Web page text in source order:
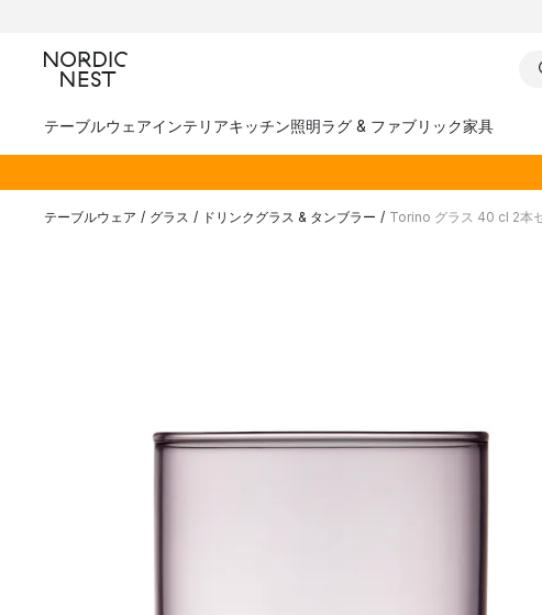
テーブルウェアインテリアキッチン照明ラグ & ファブリック家具
テーブルウェア / グラス / ドリンクグラス & タンブラー / Torino グラス 40 cl 2本